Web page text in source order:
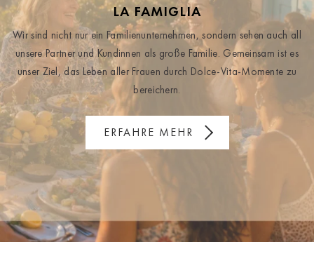
LA FAMIGLIA
Wir sind nicht nur ein Familienunternehmen, sondern sehen auch all
unsere Partner und Kundinnen als große Familie. Gemeinsam ist es
unser Ziel, das Leben aller Frauen durch Dolce-Vita-Momente zu
bereichern.
ERFAHRE MEHR